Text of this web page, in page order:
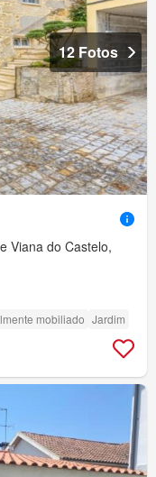
12 Fotos
Viana do Castelo,
mobiliado Jardim